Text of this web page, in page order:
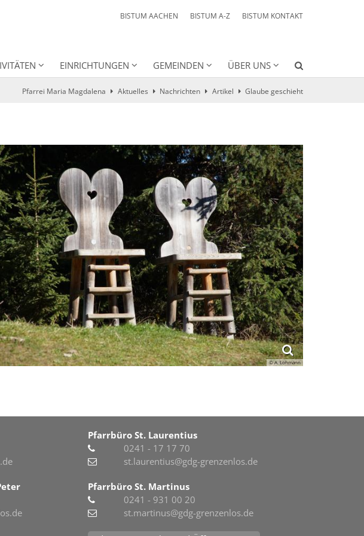
BISTUM AACHEN BISTUM A-Z BISTUM KONTAKT
EINRICHTUNGEN GEMEINDEN ÜBER UNS
Pfarrei Maria Magdalena Aktuelles Nachrichten Artikel Glaube geschieht
© A. Lohmann
Pfarrbüro St. Laurentius
0241 - 17 17 70
st.laurentius@gdg-grenzenlos.de
Pfarrbüro St. Martinus
0241 - 931 00 20
st.martinus@gdg-grenzenlos.de